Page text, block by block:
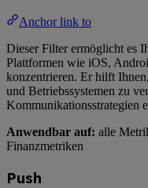
Anchor link to
Dieser Filter ermöglicht es
Plattformen wie iOS,
konzentrieren. Er hilft
und Betriebssystemen zu
Kommunikationsstrategien
Anwendbar auf: alle
Finanzmetriken
Push